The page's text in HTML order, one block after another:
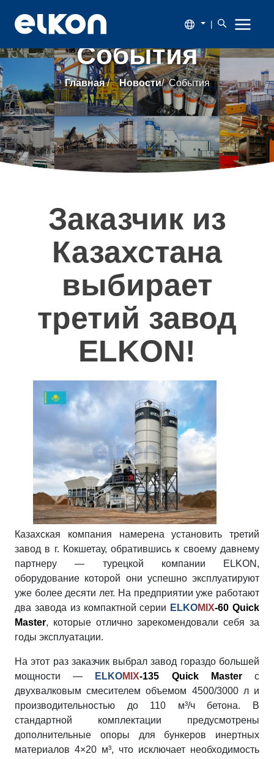
|
О
компании
Продукция
Новости
Наши
заказчики
Полезное
Контакты
События
Главная/ Новости/ События
Заказчик из
Казахстана
выбирает
третий завод
ELKON!
Казахская компания намерена установить третий
завод в г. Кокшетау, обратившись к своему давнему
партнеру — турецкой компании ELKON,
оборудование которой они успешно эксплуатируют
уже более десяти лет. На предприятии уже работают
два завода из компактной серии ELKOMIX-60 Quick
Master, которые отлично зарекомендовали себя за
годы эксплуатации.
На этот раз заказчик выбрал завод гораздо большей
мощности —
ELKOMIX-135 Quick Masterс
двухвалковым смесителем объемом 4500/3000 л и
производительностью до 110 м³/ч бетона. В
стандартной комплектации предусмотрены
дополнительные опоры для бункеров инертных
материалов 4×20 м³, что исключает необходимость